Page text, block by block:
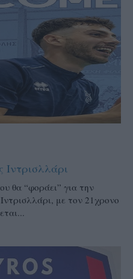
Ιντρισλλάρι
θα “φοράει” για την
με τον 21χρονο